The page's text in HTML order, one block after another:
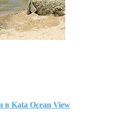
в Kata Ocean View